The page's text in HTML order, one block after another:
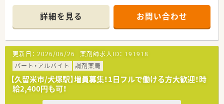
に行っています。
詳細を見る お問い合わせ
更新日： 2026/06/26 薬剤師求人ID： 191918
パート・アルバイト
調剤薬局
【久留米市/犬塚駅】増員募集！1日フルで働ける方大歓迎！時
給2,400円も可！